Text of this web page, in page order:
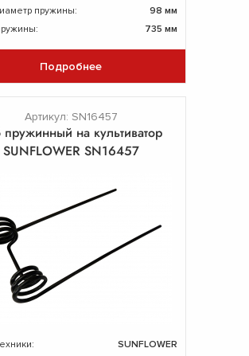
пружины:
98 мм
735 мм
Подробнее
Артикул: SN16457
пружинный на культиватор
SUNFLOWER SN16457
SUNFLOWER